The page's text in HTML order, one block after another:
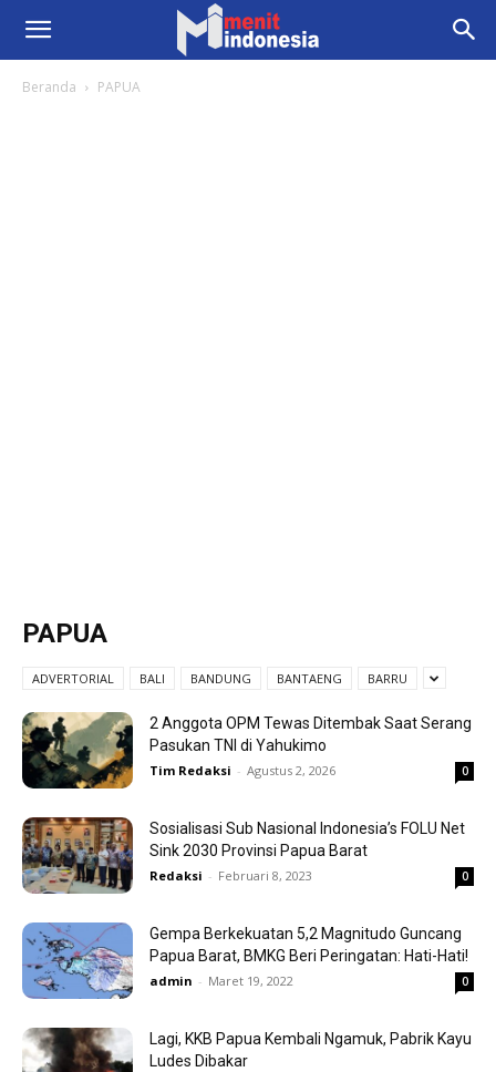
Beranda PAPUA
PAPUA
ADVERTORIAL BALI BANDUNG BANTAENG BARRU
2 Anggota OPM Tewas Ditembak Saat Serang
Pasukan TNI di Yahukimo
Tim Redaksi - Agustus 2, 2026 0
Sosialisasi Sub Nasional Indonesia’s FOLU Net
Sink 2030 Provinsi Papua Barat
Redaksi - Februari 8, 2023 0
Gempa Berkekuatan 5,2 Magnitudo Guncang
Papua Barat, BMKG Beri Peringatan: Hati-Hati!
admin - Maret 19, 2022 0
Lagi, KKB Papua Kembali Ngamuk, Pabrik Kayu
Ludes Dibakar